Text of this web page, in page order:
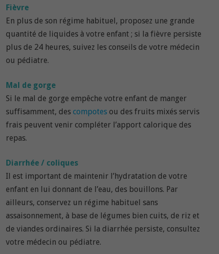
Fièvre
En plus de son régime habituel, proposez une grande
quantité de liquides à votre enfant ; si la fièvre persiste
plus de 24 heures, suivez les conseils de votre médecin
ou pédiatre.
Mal de gorge
Si le mal de gorge empêche votre enfant de manger
suffisamment, descompotes ou des fruits mixés servis
frais peuvent venir compléter l’apport calorique des
repas.
Diarrhée / coliques
Il est important de maintenir l’hydratation de votre
enfant en lui donnant de l’eau, des bouillons. Par
ailleurs, conservez un régime habituel sans
assaisonnement, à base de légumes bien cuits, de riz et
de viandes ordinaires. Si la diarrhée persiste, consultez
votre médecin ou pédiatre.